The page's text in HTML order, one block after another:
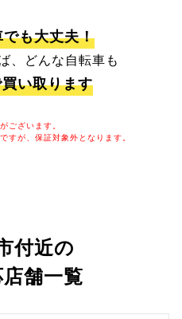
も大丈夫！
、どんな自転車も
い取ります
ございます。
すが、保証対象外となります。
付近の
舗一覧